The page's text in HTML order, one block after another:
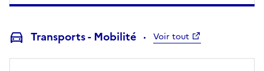
Transports - Mobilité Voir tout